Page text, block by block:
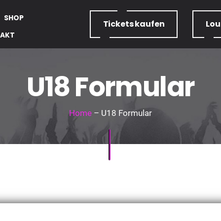
SHOP
Ticketskaufen
U18 Formular
Home – U18 Formular